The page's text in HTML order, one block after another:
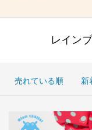
レイン
売れている順 新